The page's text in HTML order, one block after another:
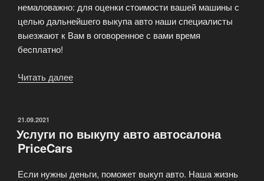
немаловажно: для оценки стоимости вашей машины с
целью дальнейшего выкупа авто наши специалисты
выезжают к Вам в оговоренное с вами время
беcплатно!
Читать далее
ОПУБЛИКОВАНО
21.09.2021
Услуги по выкупу авто автосалона
PriceCars
Если нужны деньги, поможет выкуп авто. Наша жизнь